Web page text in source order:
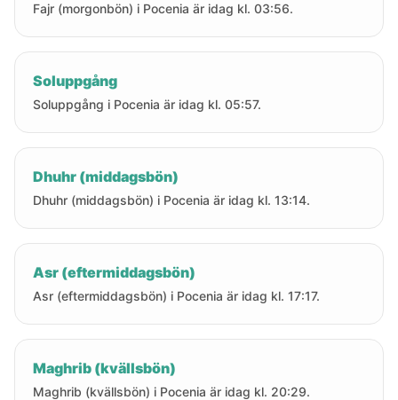
Fajr (morgonbön) i Pocenia är idag kl. 03:56.
Soluppgång
Soluppgång i Pocenia är idag kl. 05:57.
Dhuhr (middagsbön)
Dhuhr (middagsbön) i Pocenia är idag kl. 13:14.
Asr (eftermiddagsbön)
Asr (eftermiddagsbön) i Pocenia är idag kl. 17:17.
Maghrib (kvällsbön)
Maghrib (kvällsbön) i Pocenia är idag kl. 20:29.